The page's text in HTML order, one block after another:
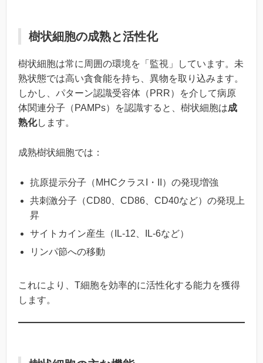
樹状細胞の成熟と活性化
樹状細胞は常に周囲の環境を「監視」しています。未
熟状態では高い貪食能を持ち、異物を取り込みます。
しかし、パターン認識受容体（PRR）を介して病原
体関連分子（PAMPs）を認識すると、樹状細胞は成
熟化します。
成熟樹状細胞では：
抗原提示分子（MHCクラスI・II）の発現増強
共刺激分子（CD80、CD86、CD40など）の発現上
昇
サイトカイン産生（IL-12、IL-6など）
リンパ節への移動
これにより、T細胞を効率的に活性化する能力を獲得
します。